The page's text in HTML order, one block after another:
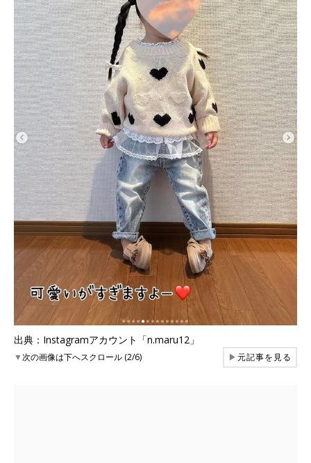
出典：Instagramアカウント「n.maru12」
▼次の画像は下へスクロール (2/6) ▶元記事を見る